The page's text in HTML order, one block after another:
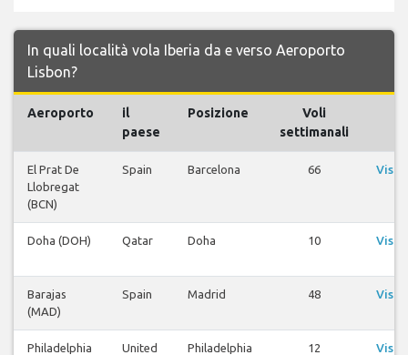
In quali località vola Iberia da e verso Aeroporto
Lisbon?
Aeroporto
il
paese
Posizione
Voli
settimanali
El Prat De
Llobregat
(BCN)
Spain Barcelona 66
Doha (DOH) Qatar Doha 10
Barajas
(MAD)
Spain Madrid 48
Philadelphia
United
Philadelphia 12